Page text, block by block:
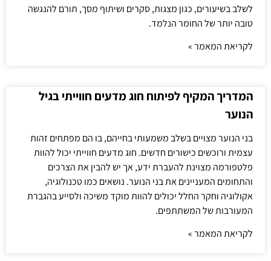
לשלב בשיעורים, כגון מצגות, סקרים ושיתוף מסך, תורם להנגשה
טובה יותר של החומר הנלמד.
לקריאת המאמר »
המדריך המקיף לפיתוח חוג מדעים חווייתי בגיל
הנוער
בני הנוער מצויים בשלב משמעותי בחייהם, בו הם מפתחים זהות
עצמית ורוכשים כישורים חדשים. חוג מדעים חווייתי יכול להוות
פלטפורמה מצוינת להעברת ידע, אך יש להבין את הצרכים
והתחומים המעניינים את בני הנוער. נושאים כמו טכנולוגיה,
אקולוגיה וחקר החלל יכולים להוות מוקד משיכה ולסייע בהגברת
המעורבות של המשתתפים.
לקריאת המאמר »